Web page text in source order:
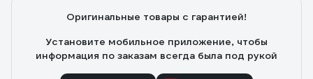
Оригинальные товары с гарантией!
Установите мобильное приложение, чтобы
информация по заказам всегда была под рукой